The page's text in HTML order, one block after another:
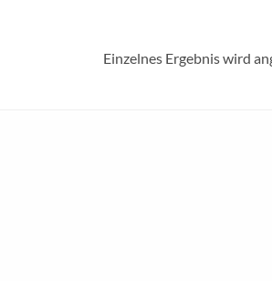
Einzelnes Ergebnis wird